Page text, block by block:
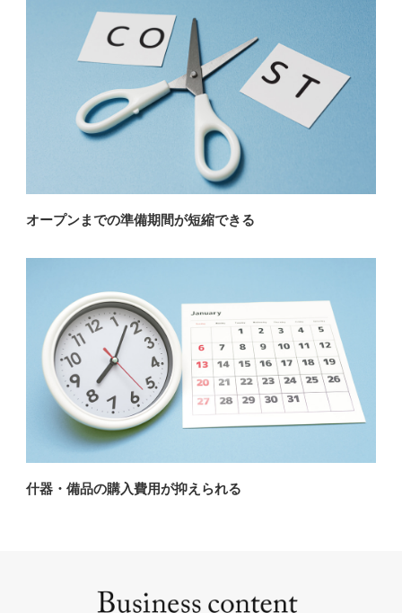
オープンまでの準備期間が短縮できる
什器・備品の購入費用が抑えられる